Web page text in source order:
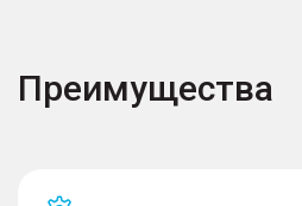
Преимущества